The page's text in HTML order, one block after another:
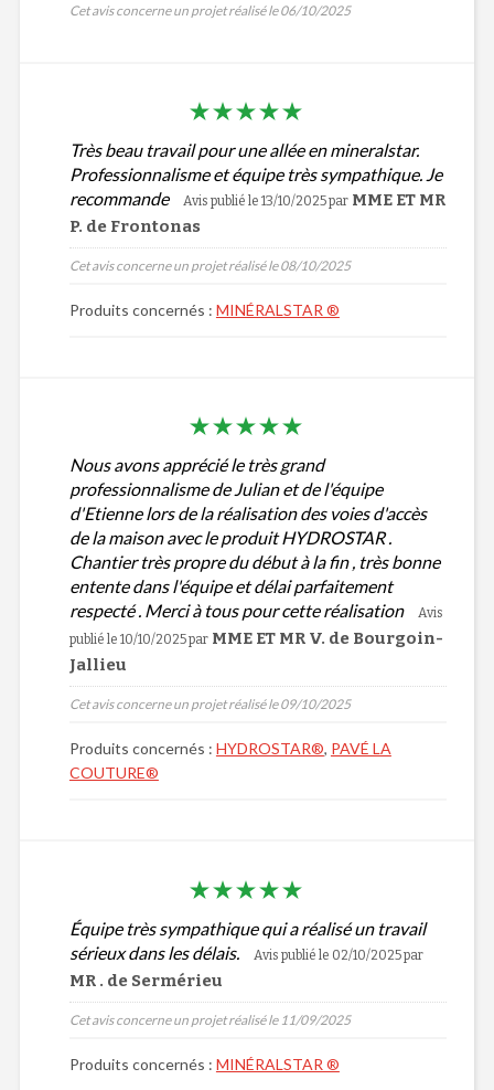
Cet avis concerne un projet réalisé le 06/10/2025
Très beau travail pour une allée en mineralstar.
Professionnalisme et équipe très sympathique. Je
recommande
Avis publié le 13/10/2025par MME ET MR
P. de Frontonas
Cet avis concerne un projet réalisé le 08/10/2025
Produits concernés : MINÉRALSTAR ®
Nous avons apprécié le très grand
professionnalisme de Julian et de l'équipe
d'Etienne lors de la réalisation des voies d'accès
de la maison avec le produit HYDROSTAR .
Chantier très propre du début à la fin , très bonne
entente dans l'équipe et délai parfaitement
respecté . Merci à tous pour cette réalisation
Avis
publié le 10/10/2025par MME ET MR V. de Bourgoin-
Jallieu
Cet avis concerne un projet réalisé le 09/10/2025
Produits concernés : HYDROSTAR®, PAVÉ LA
COUTURE®
Équipe très sympathique qui a réalisé un travail
sérieux dans les délais.
Avis publié le 02/10/2025par
MR . de Sermérieu
Cet avis concerne un projet réalisé le 11/09/2025
Produits concernés : MINÉRALSTAR ®